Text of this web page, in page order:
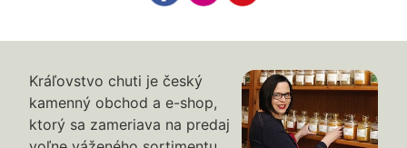
Kráľovstvo chuti je český
kamenný obchod a e-shop,
ktorý sa zameriava na predaj